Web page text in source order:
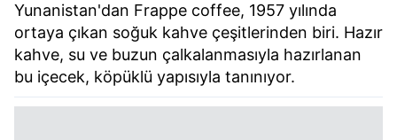
Yunanistan'dan Frappe coffee, 1957 yılında
ortaya çıkan soğuk kahve çeşitlerinden biri. Hazır
kahve, su ve buzun çalkalanmasıyla hazırlanan
bu içecek, köpüklü yapısıyla tanınıyor.